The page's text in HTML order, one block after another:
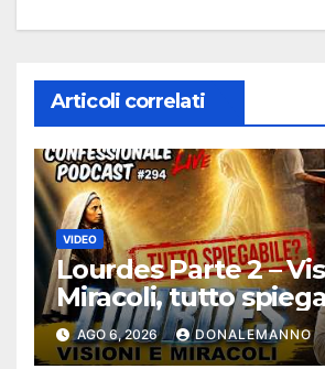
Articoli correlati
VIDEO
Lourdes Parte 2 –
Miracoli, tutto
Debunking |
AGO 6, 2026 DONALEMANNO